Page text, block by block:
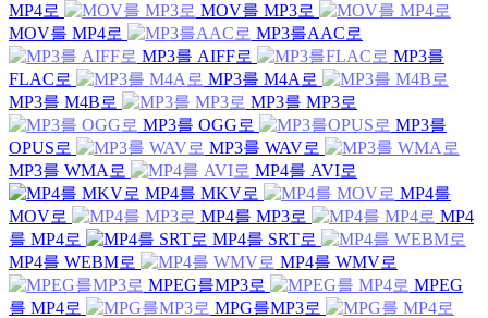
MP4로
MOV를 MP3로
MOV를 MP4로
MP3를AAC로
MP3를 AIFF로
MP3를
FLAC로
MP3를 M4A로
MP3를 M4B로
MP3를 MP3로
MP3를 OGG로
MP3를
OPUS로
MP3를 WAV로
MP3를 WMA로
MP4를 AVI로
MP4를 MKV로
MP4를
MOV로
MP4를 MP3로
MP4
를 MP4로
MP4를 SRT로
MP4를 WEBM로
MP4를 WMV로
MPEG를MP3로
MPEG
를 MP4로
MPG를MP3로